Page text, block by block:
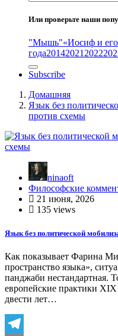
Или проверьте наши
"Мышь"«Иосиф и его
года201420212022
Subscribe
Домашняя
Язык без
против схемы
ninaoft
Философские
21 июня, 2026
135 views
Язык без политической
Как показывает Фарина
пространство языка»,
панджаби нестандартная.
европейские практики
двести лет…